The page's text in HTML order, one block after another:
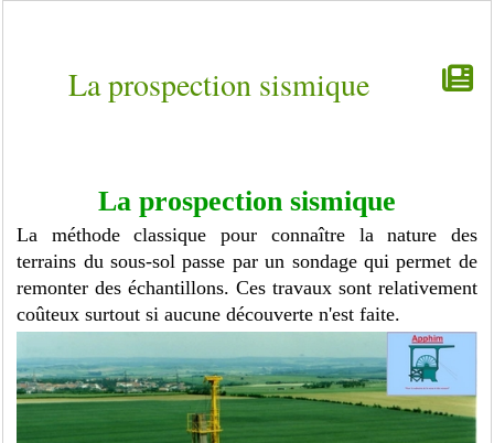
La prospection sismique
La prospection sismique
La méthode classique pour connaître la nature des
terrains du sous-sol passe par un sondage qui permet de
remonter des échantillons. Ces travaux sont relativement
coûteux surtout si aucune découverte n'est faite.